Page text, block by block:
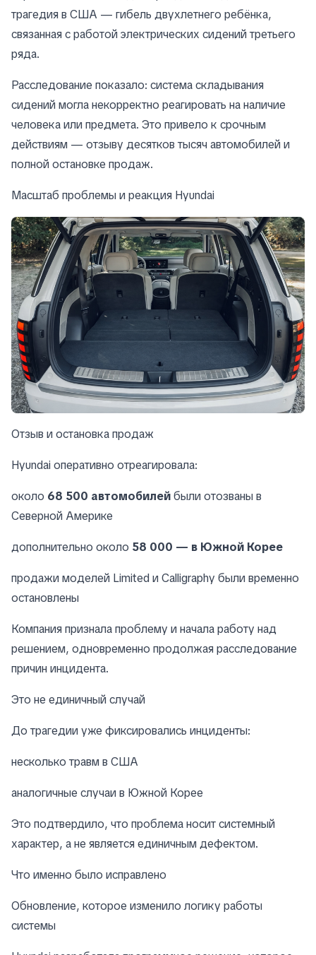
трагедия в США — гибель двухлетнего ребёнка,
связанная с работой электрических сидений третьего
ряда.
Расследование показало: система складывания
сидений могла некорректно реагировать на наличие
человека или предмета. Это привело к срочным
действиям — отзыву десятков тысяч автомобилей и
полной остановке продаж.
Масштаб проблемы и реакция Hyundai
Отзыв и остановка продаж
Hyundai оперативно отреагировала:
около 68 500 автомобилейбыли отозваны в
Северной Америке
дополнительно около 58 000 — в Южной Корее
продажи моделей Limited и Calligraphy были временно
остановлены
Компания признала проблему и начала работу над
решением, одновременно продолжая расследование
причин инцидента.
Это не единичный случай
До трагедии уже фиксировались инциденты:
несколько травм в США
аналогичные случаи в Южной Корее
Это подтвердило, что проблема носит системный
характер, а не является единичным дефектом.
Что именно было исправлено
Обновление, которое изменило логику работы
системы